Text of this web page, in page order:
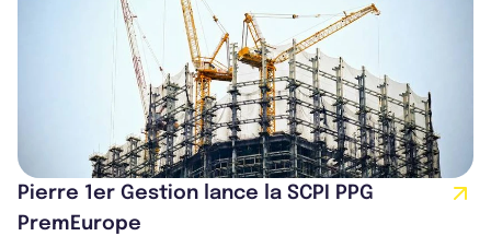
Pierre 1er Gestion lance la SCPI PPG
PremEurope